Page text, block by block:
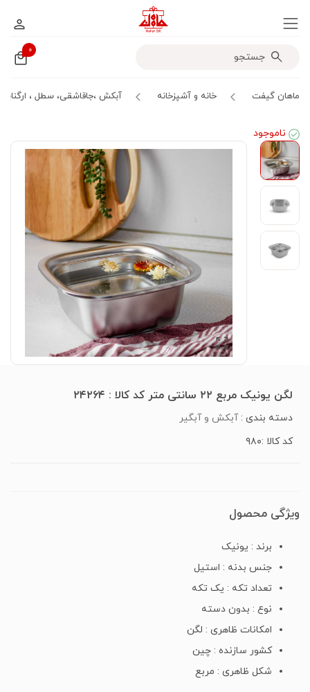
۰
ماهان گیفت خانه و آشپزخانه آبکش ،جاقاشقی، سطل ،
ناموجود
لگن یونیک مربع ۲۲ سانتی متر کد کالا : ۲۴۲۶۴
دسته بندی :آبکش و آبگیر
کد کالا :۹۸۰
ویژگی محصول
برند : یونیک
جنس بدنه : استیل
تعداد تکه : یک تکه
نوع : بدون دسته
امکانات ظاهری : لگن
کشور سازنده : چین
شکل ظاهری : مربع